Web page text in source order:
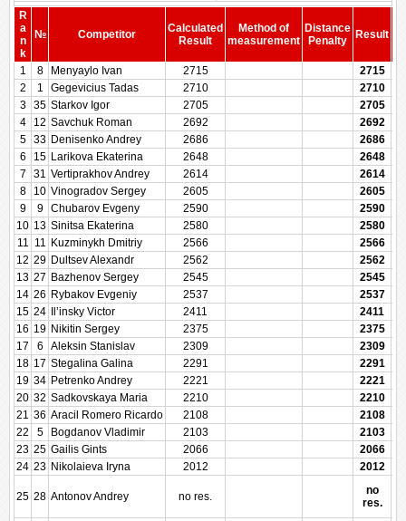
R
a
n
k
№ Competitor
Calculated
Result
Method of
measurement
Distance
Penalty
Result
1
8 Menyaylo Ivan 2715
2715
2
1 Gegevicius Tadas 2710
2710
3
35 Starkov Igor 2705
2705
4
12 Savchuk Roman 2692
2692
5
33 Denisenko Andrey 2686
2686
6
15 Larikova Ekaterina 2648
2648
7
31 Vertiprakhov Andrey 2614
2614
8
10 Vinogradov Sergey 2605
2605
9
9 Chubarov Evgeny 2590
2590
10 13 Sinitsa Ekaterina 2580
2580
11 11 Kuzminykh Dmitriy 2566
2566
12 29 Dultsev Alexandr 2562
2562
13 27 Bazhenov Sergey 2545
2545
14 26 Rybakov Evgeniy 2537
2537
15 24 Il’insky Victor 2411
2411
16 19 Nikitin Sergey 2375
2375
17
6 Aleksin Stanislav 2309
2309
18 17 Stegalina Galina 2291
2291
19 34 Petrenko Andrey 2221
2221
20 32 Sadkovskaya Maria 2210
2210
21 36 Aracil Romero Ricardo 2108
2108
22
5 Bogdanov Vladimir 2103
2103
23 25 Gailis Gints 2066
2066
24 23 Nikolaieva Iryna 2012 2012
25 28 Antonov Andrey no res.
no
res.